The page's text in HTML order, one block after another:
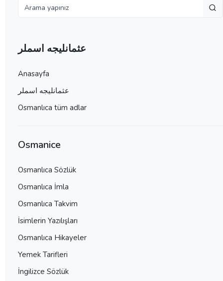
عثمانليجه اسملر
Anasayfa
عثمانليجه اسملر
Osmanlıca tüm adlar
Osmanice
Osmanlıca Sözlük
Osmanlıca İmla
Osmanlıca Takvim
İsimlerin Yazılışları
Osmanlıca Hikayeler
Yemek Tarifleri
İngilizce Sözlük